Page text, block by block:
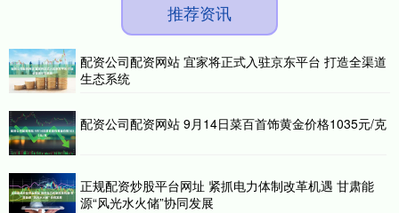
推荐资讯
配资公司配资网站 宜家将正式入驻京东平台 打造全渠道
生态系统
配资公司配资网站 9月14日菜百首饰黄金价格1035元/克
正规配资炒股平台网址 紧抓电力体制改革机遇 甘肃能
源“风光水火储”协同发展